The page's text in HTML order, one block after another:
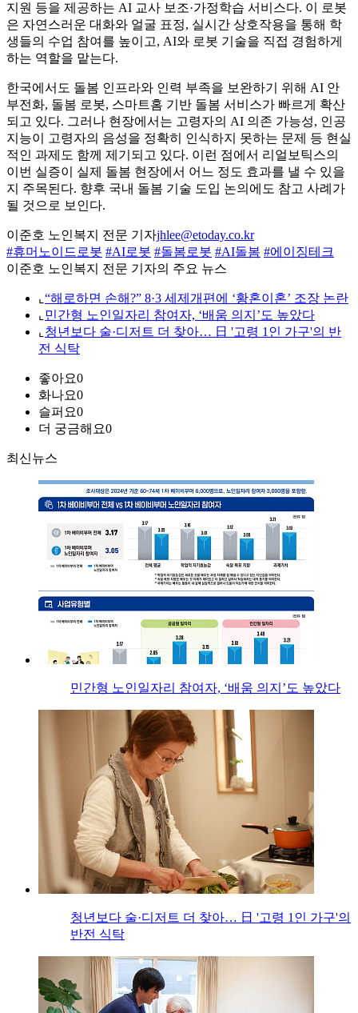
지원 등을 제공하는 AI 교사 보조·가정학습 서비스다. 이 로봇
은 자연스러운 대화와 얼굴 표정, 실시간 상호작용을 통해 학
생들의 수업 참여를 높이고, AI와 로봇 기술을 직접 경험하게
하는 역할을 맡는다.
한국에서도 돌봄 인프라와 인력 부족을 보완하기 위해 AI 안
부전화, 돌봄 로봇, 스마트홈 기반 돌봄 서비스가 빠르게 확산
되고 있다. 그러나 현장에서는 고령자의 AI 의존 가능성, 인공
지능이 고령자의 음성을 정확히 인식하지 못하는 문제 등 현실
적인 과제도 함께 제기되고 있다. 이런 점에서 리얼보틱스의
이번 실증이 실제 돌봄 현장에서 어느 정도 효과를 낼 수 있을
지 주목된다. 향후 국내 돌봄 기술 도입 논의에도 참고 사례가
될 것으로 보인다.
이준호 노인복지 전문 기자jhlee@etoday.co.kr
#휴머노이드로봇 #AI로봇 #돌봄로봇 #AI돌봄 #에이징테크
이준호 노인복지 전문 기자의 주요 뉴스
⌞ “해로하면 손해?” 8·3 세제개편에 ‘황혼이혼’ 조장 논란
⌞ 민간형 노인일자리 참여자, ‘배움 의지’도 높았다
⌞ 청년보다 술·디저트 더 찾아… 日 '고령 1인 가구'의 반
전 식탁
좋아요0
화나요0
슬퍼요0
더 궁금해요0
최신뉴스
민간형 노인일자리 참여자, ‘배움 의지’도 높았다
청년보다 술·디저트 더 찾아… 日 '고령 1인 가구'의
반전 식탁